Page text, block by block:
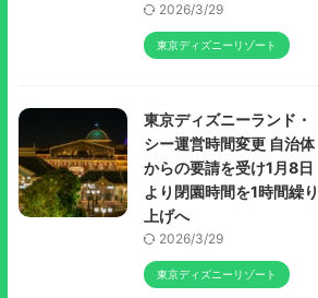
2026/3/29
東京ディズニーリゾート
東京ディズニーランド・
シー運営時間変更 自治体
からの要請を受け1月8日
より閉園時間を1時間繰り
上げへ
2026/3/29
東京ディズニーリゾート